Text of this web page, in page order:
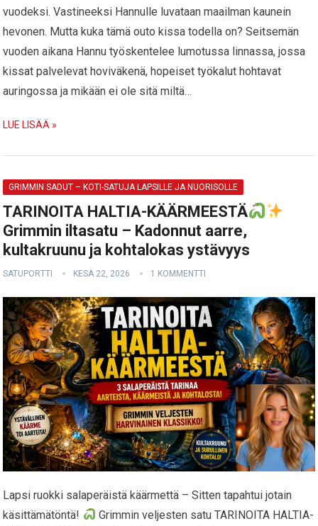
vuodeksi. Vastineeksi Hannulle luvataan maailman kaunein
hevonen. Mutta kuka tämä outo kissa todella on? Seitsemän
vuoden aikana Hannu työskentelee lumotussa linnassa, jossa
kissat palvelevat hoviväkenä, hopeiset työkalut hohtavat
auringossa ja mikään ei ole sitä miltä…
LUE LISÄÄ »
GRIMMIN SADUT – KOTI-SATUJA LAPSILLE JA NUORISOLLE
TARINOITA HALTIA-KÄÄRMEESTÄ
Grimmin iltasatu – Kadonnut aarre,
kultakruunu ja kohtalokas ystävyys
SATUPORTTI KESÄ 22, 2026 1 KOMMENTTI
Lapsi ruokki salaperäistä käärmettä – Sitten tapahtui jotain
käsittämätöntä!
Grimmin veljesten satu TARINOITA HALTIA-